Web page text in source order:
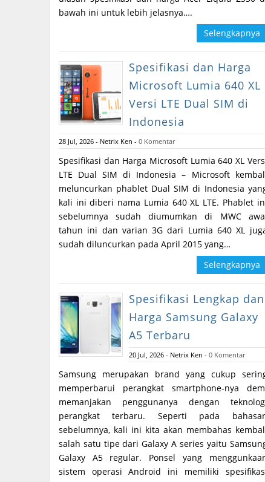
bawah ini untuk lebih jelasnya….
Selengkapnya
Spesifikasi dan Harga
Microsoft Lumia 640 XL
Versi LTE Dual SIM di
Indonesia
28 Jul, 2026 - Netrix Ken - 0 Komentar
Spesifikasi dan Harga Microsoft Lumia 640 XL
LTE Dual SIM di Indonesia – Microsoft
meluncurkan phablet Dual SIM di Indonesia
kali ini diberi nama Lumia 640 XL LTE. Phablet
sebelumnya sudah diumumkan di MWC
tahun ini dan varian 3G dari Lumia 640 XL
sudah diluncurkan pada April 2015 yang…
Selengkapnya
Spesifikasi Lengkap dan
Harga Samsung Galaxy
A5 Terbaru
20 Jul, 2026 - Netrix Ken - 0 Komentar
Samsung merupakan brand yang cukup
memperbarui perangkat smartphone-nya
memanjakan penggunanya dengan
perangkat terbaru. Seperti pada
sebelumnya, kali ini kita akan membahas
salah satu tipe dari Galaxy A series yaitu
Galaxy A5 regular. Ponsel yang
sistem operasi Android ini memiliki